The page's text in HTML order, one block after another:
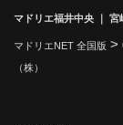
マドリエ福井中央 ｜ 宮
マドリエNET 全国版 >
（株）